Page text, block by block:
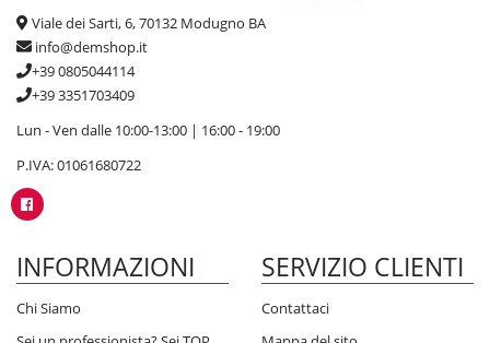
Viale dei Sarti, 6, 70132 Modugno BA
info@demshop.it
+39 0805044114
+39 3351703409
Lun - Ven dalle 10:00-13:00 | 16:00 - 19:00
P.IVA: 01061680722
INFORMAZIONI
Chi Siamo
SERVIZIO CLIENTI
Contattaci